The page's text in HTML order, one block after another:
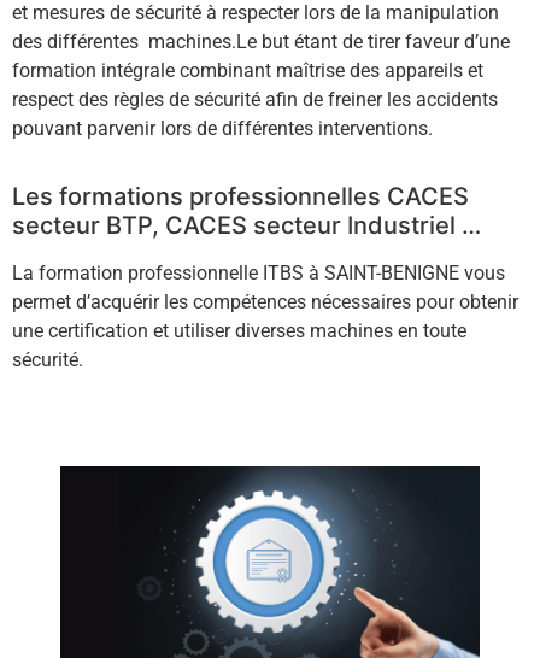
et mesures de sécurité à respecter lors de la manipulation
des différentes machines.Le but étant de tirer faveur d’une
formation intégrale combinant maîtrise des appareils et
respect des règles de sécurité afin de freiner les accidents
pouvant parvenir lors de différentes interventions.
Les formations professionnelles CACES
secteur BTP, CACES secteur Industriel …
La formation professionnelle ITBS à SAINT-BENIGNE vous
permet d’acquérir les compétences nécessaires pour obtenir
une certification et utiliser diverses machines en toute
sécurité.